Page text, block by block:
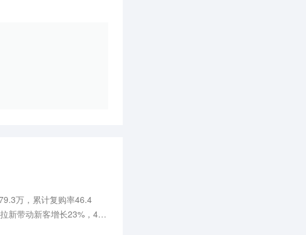
万，累计复购率46.4
新带动新客增长23%，4个